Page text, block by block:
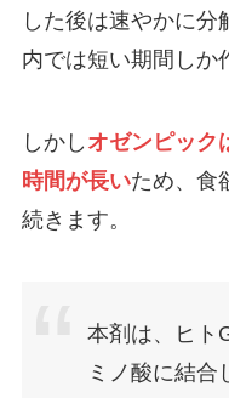
した後は速やかに
内では短い期間しか
しかし オゼンピック
時間が長いため、食
続きます。
本剤は、ヒト
ミノ酸に結合